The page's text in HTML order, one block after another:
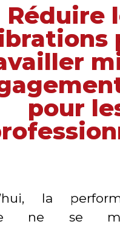
Réduire
pour
la
ne se